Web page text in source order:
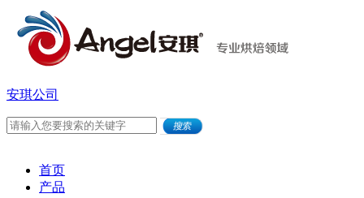
安琪公司
首页
产品